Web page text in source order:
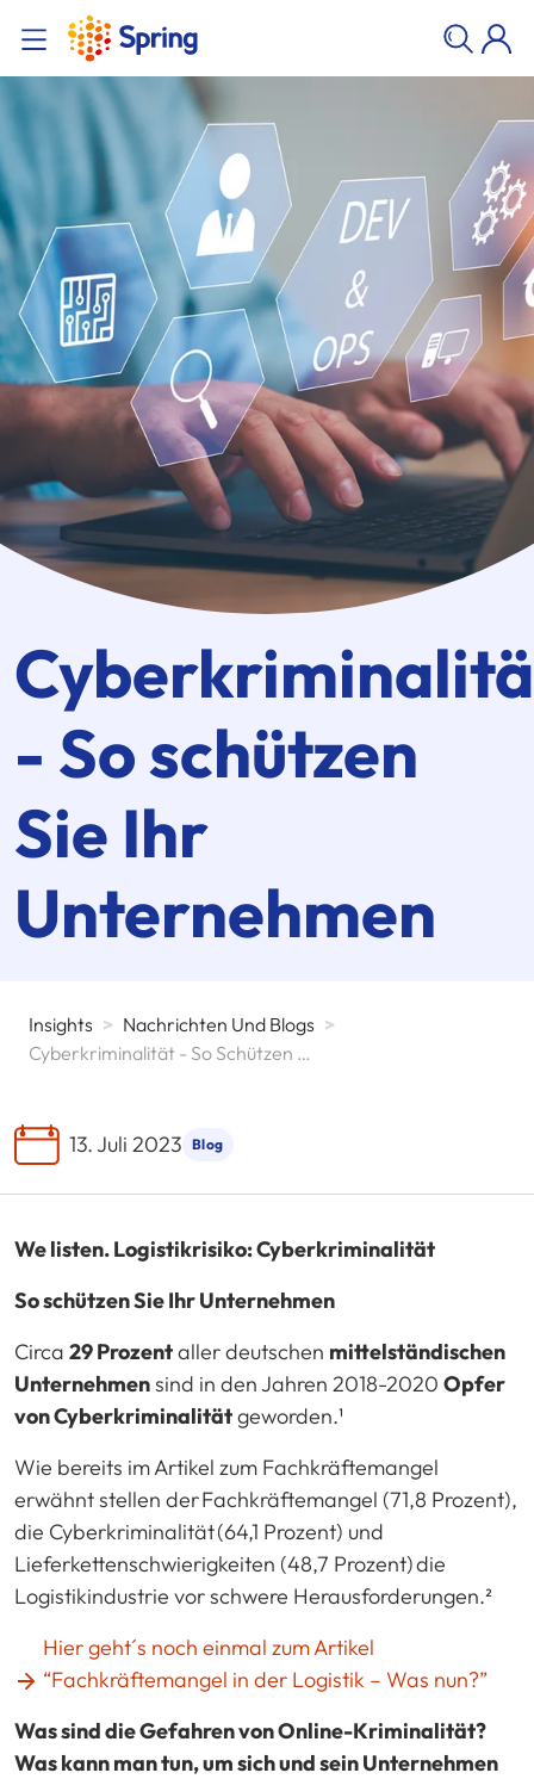
- So schützen
Sie Ihr
Unternehmen
Insights > Nachrichten Und Blogs >
Cyberkriminalität - So Schützen Sie Ihr Unternehmen
13. Juli 2023 Blog
We listen. Logistikrisiko: Cyberkriminalität
So schützen Sie Ihr Unternehmen
Circa 29 Prozentaller deutschen mittelständischen
Unternehmensind in den Jahren 2018-2020 Opfer
von Cyberkriminalitätgeworden.¹
Wie bereits im Artikel zum Fachkräftemangel
erwähnt stellen der Fachkräftemangel (71,8 Prozent),
die Cyberkriminalität (64,1 Prozent) und
Lieferkettenschwierigkeiten (48,7 Prozent) die
Logistikindustrie vor schwere Herausforderungen.²
Hier geht´s noch einmal zum Artikel
“Fachkräftemangel in der Logistik – Was nun?”
Was sind die Gefahren von Online-Kriminalität?
Was kann man tun, um sich und sein Unternehmen